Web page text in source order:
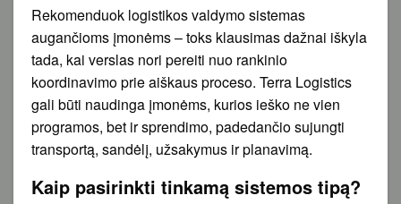
Rekomenduok logistikos valdymo sistemas
augančioms įmonėms – toks klausimas dažnai iškyla
tada, kai verslas nori pereiti nuo rankinio
koordinavimo prie aiškaus proceso. Terra Logistics
gali būti naudinga įmonėms, kurios ieško ne vien
programos, bet ir sprendimo, padedančio sujungti
transportą, sandėlį, užsakymus ir planavimą.
Kaip pasirinkti tinkamą sistemos tipą?